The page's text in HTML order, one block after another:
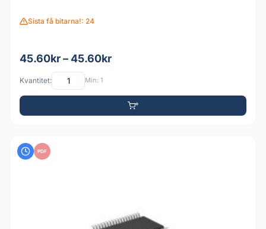
Sista få bitarna!: 24
45.60kr – 45.60kr
Kvantitet: Min: 1
PDF